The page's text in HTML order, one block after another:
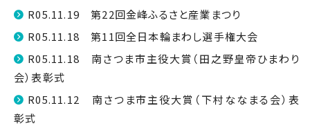
R05.11.19 第22回金峰ふるさと産業まつり
R05.11.18 第11回全日本輪まわし選手権大会
R05.11.18 南さつま市主役大賞（田之野皇帝ひまわり
会）表彰式
R05.11.12 南さつま市主役大賞（下村ななまる会）表
彰式